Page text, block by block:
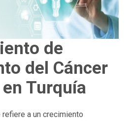
de
del Cáncer
Turquía
a un crecimiento